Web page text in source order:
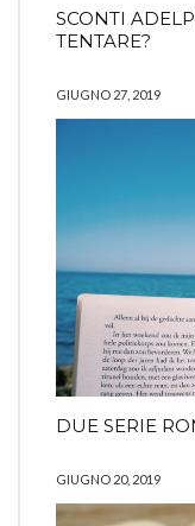
SCONTI
TENTARE?
GIUGNO 27, 2019
DUE SERIE
GIUGNO 20, 2019